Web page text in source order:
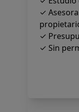
✓
✓
✓ Sin